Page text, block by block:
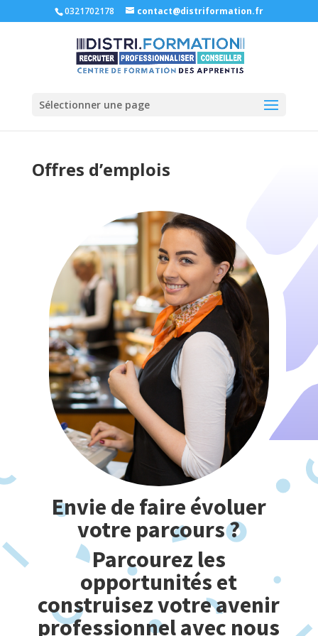
0321702178 contact@distriformation.fr
Sélectionner une page
Offres d’emplois
Envie de faire évoluer
votre parcours ?
Parcourez les
opportunités et
construisez votre avenir
professionnel avec nous